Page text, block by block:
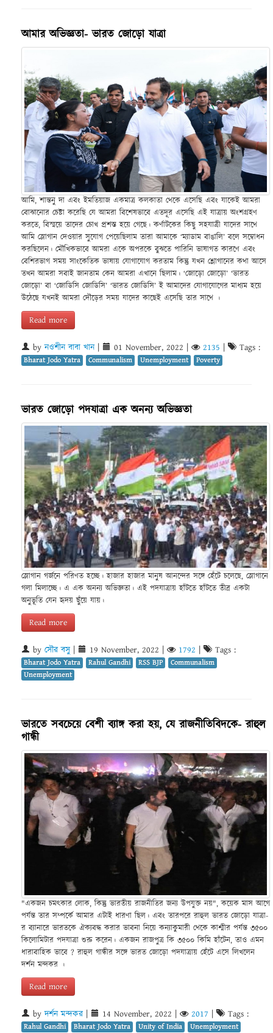
আমার অভিজ্ঞতা- ভারত জোড়ো যাত্রা
আমি, শান্তনু দা এবং ইমতিয়াজ একমাত্র কলকাতা থেকে এসেছি এবং যাকেই আমরা
বোঝানোর চেষ্টা করেছি যে আমরা বিশেষভাবে এতদূর এসেছি এই যাত্রায় অংশগ্রহণ
করতে, বিস্ময়ে তাদের চোখ প্রশস্ত হয়ে গেছে। কর্ণাটকের কিছু সহযাত্রী যাদের সাথে
আমি স্লোগান দেওয়ার সুযোগ পেয়েছিলাম তারা আমাকে ‘ম্যাডাম বাঙালি’ বলে সম্বোধন
করছিলেন। মৌখিকভাবে আমরা একে অপরকে বুঝতে পারিনি ভাষাগত কারণে এবং
বেশিরভাগ সময় সাংকেতিক ভাষায় যোগাযোগ করতাম কিন্তু যখন শ্লোগানের কথা আসে
তখন আমরা সবাই জানতাম কেন আমরা এখানে ছিলাম। ‘জোড়ো জোড়ো’ ‘ভারত
জোড়ো’ বা ‘জোডিসি জোডিসি’ ‘ভারত জোডিসি’ ই আমাদের যোগাযোগের মাধ্যম হয়ে
উঠেছে যখনই আমরা দৌড়ের সময় যাদের কাছেই এসেছি তার সাথে ।
Read more
byনওশীন বাবা খান| 01 November, 2022 2135 Tags :
Bharat Jodo Yatra Communalism Unemployment Poverty
ভারত জোড়ো পদযাত্রা এক অনন্য অভিজ্ঞতা
স্লোগান গর্জনে পরিণত হচ্ছে। হাজার হাজার মানুষ আনন্দের সঙ্গে হেঁটে চলেছে, স্লোগানে
গলা মিলাচ্ছে। এ এক অনন্য অভিজ্ঞতা। এই পদযাত্রায় হাঁটতে হাঁটতে তীব্র একটা
অনুভূতি যেন হৃদয় ছুঁয়ে যায়।
Read more
by সৌর বসু| 19 November, 2022 1792 Tags :
Bharat Jodo Yatra Rahul Gandhi RSS BJP
Communalism
Unemployment
ভারতে সবচেয়ে বেশী ব্যাঙ্গ করা হয়, যে রাজনীতিবিদকে- রাহুল
গান্ধী
"একজন চমৎকার লোক, কিন্তু ভারতীয় রাজনীতির জন্য উপযুক্ত নয়", কয়েক মাস আগে
পর্যন্ত তার সম্পর্কে আমার এটাই ধারণা ছিল। এবং তারপরে রাহুল ভারত জোড়ো যাত্রা-
র ব্যানারে ভারতকে ঐক্যবদ্ধ করার ভাবনা নিয়ে কন্যাকুমারী থেকে কাশ্মীর পর্যন্ত ৩৫০০
কিলোমিটার পদযাত্রা শুরু করেন। একজন রাজপুত্র কি ৩৫০০ কিমি হাঁটেন, তাও এমন
ধারাবাহিক ভাবে ? রাহুল গান্ধীর সঙ্গে ভারত জোড়ো পদযাত্রায় হেঁটে এসে লিখলেন
দর্শন মন্দকর ।
Read more
byদর্শন মন্দকর| 14 November, 2022 2017 Tags :
Rahul Gandhi Bharat Jodo Yatra Unity of India Unemployment